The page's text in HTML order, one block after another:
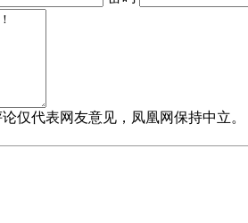
仅代表网友意见，凤凰网保持中立。